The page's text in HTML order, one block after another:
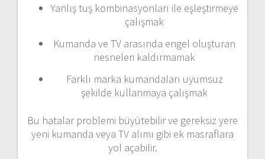
Yanlış tuş kombinasyonları ile eşleştirmeye
çalışmak
Kumanda ve TV arasında engel oluşturan
nesneleri kaldırmamak
Farklı marka kumandaları uyumsuz
şekilde kullanmaya çalışmak
Bu hatalar problemi büyütebilir ve gereksiz yere
yeni kumanda veya TV alımı gibi ek masraflara
yol açabilir.